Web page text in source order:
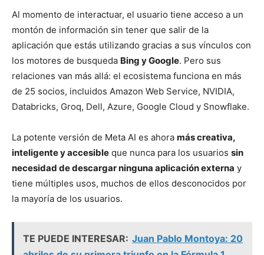
Al momento de interactuar, el usuario tiene acceso a un
montón de información sin tener que salir de la
aplicación que estás utilizando gracias a sus vínculos con
los motores de busqueda Bing y Google. Pero sus
relaciones van más allá: el ecosistema funciona en más
de 25 socios, incluidos Amazon Web Service, NVIDIA,
Databricks, Groq, Dell, Azure, Google Cloud y Snowflake.
La potente versión de Meta AI es ahora más creativa,
inteligente y accesible que nunca para los usuarios sin
necesidad de descargar ninguna aplicación externa y
tiene múltiples usos, muchos de ellos desconocidos por
la mayoría de los usuarios.
TE PUEDE INTERESAR: Juan Pablo Montoya: 20